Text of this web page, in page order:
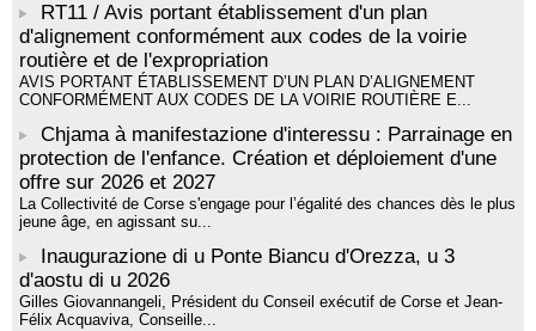
RT11 / Avis portant établissement d'un plan
d'alignement conformément aux codes de la voirie
routière et de l'expropriation
AVIS PORTANT ÉTABLISSEMENT D’UN PLAN D’ALIGNEMENT
CONFORMÉMENT AUX CODES DE LA VOIRIE ROUTIÈRE E...
Chjama à manifestazione d'interessu : Parrainage en
protection de l'enfance. Création et déploiement d'une
offre sur 2026 et 2027
La Collectivité de Corse s'engage pour l’égalité des chances dès le plus
jeune âge, en agissant su...
Inaugurazione di u Ponte Biancu d'Orezza, u 3
d'aostu di u 2026
Gilles Giovannangeli, Président du Conseil exécutif de Corse et Jean-
Félix Acquaviva, Conseille...